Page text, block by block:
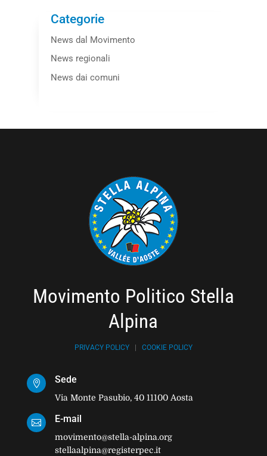
Categorie
News dal Movimento
News regionali
News dai comuni
Movimento Politico Stella
Alpina
PRIVACY POLICY| COOKIE POLICY
 Sede
Via Monte Pasubio, 40 11100 Aosta
 E-mail
movimento@stella-alpina.org
stellaalpina@registerpec.it